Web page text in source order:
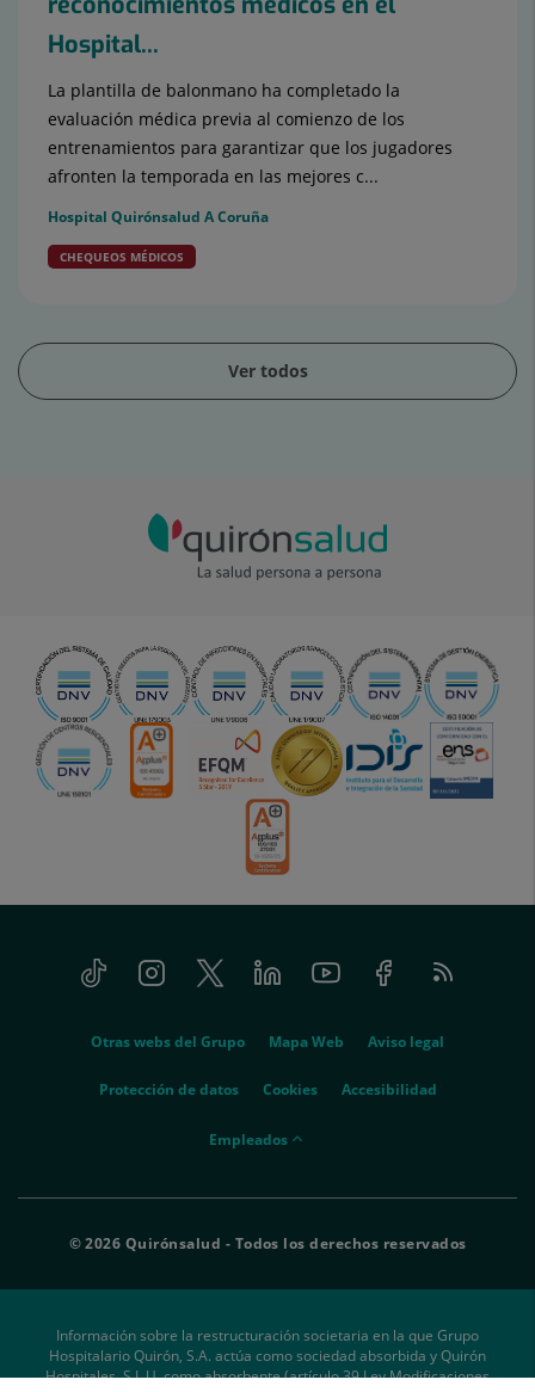
Hospital...
La plantilla de balonmano ha completado la
evaluación médica previa al comienzo de los
entrenamientos para garantizar que los jugadores
afronten la temporada en las mejores c...
Hospital Quirónsalud A Coruña
CHEQUEOS MÉDICOS
Ver todos
Tiktok InstagramTwitter LinkedinYoutube FacebookFeed
RSS
Otras webs del Grupo Mapa Web Aviso legal
Protección de datos Cookies Accesibilidad
empleados
Empleados
© 2026 Quirónsalud - Todos los derechos reservados
Información sobre la restructuración societaria en la que Grupo
Hospitalario Quirón, S.A. actúa como sociedad absorbida y Quirón
Hospitales, S.L.U. como absorbente (artículo 39 Ley Modificaciones